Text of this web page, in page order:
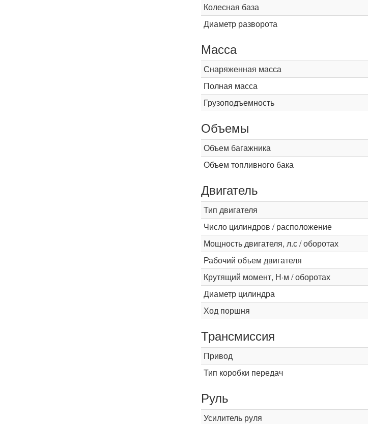
Колесная база
Диаметр разворота
Масса
Снаряженная масса
Полная масса
Грузоподъемность
Объемы
Объем багажника
Объем топливного бака
Двигатель
Тип двигателя
Число цилиндров / расположение
Мощность двигателя, л.с / оборотах
Рабочий объем двигателя
Крутящий момент, Н·м / оборотах
Диаметр цилиндра
Ход поршня
Трансмиссия
Привод
Тип коробки передач
Руль
Усилитель руля